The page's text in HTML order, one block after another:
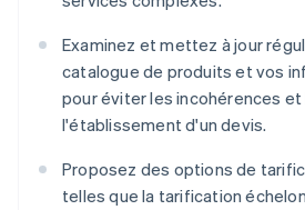
Examinez et mettez à jour
catalogue de produits et vos
pour éviter les incohérences
l'établissement d'un devis.
Proposez des options de
telles que la tarification